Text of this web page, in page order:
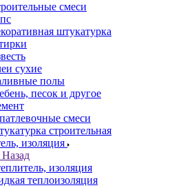
смеси
штукатурка
сухие
полы
песок и другое
смеси
строительная
изоляция
Назад
изоляция
теплоизоляция